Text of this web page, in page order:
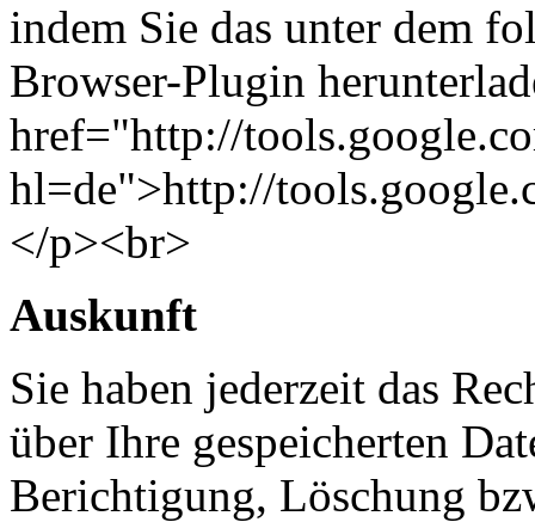
indem Sie das unter dem
Browser-Plugin
href="http://
hl=de">http://
</p><br>
Auskunft
Sie haben jederzeit das
über Ihre gespeicherten
Berichtigung, Löschung